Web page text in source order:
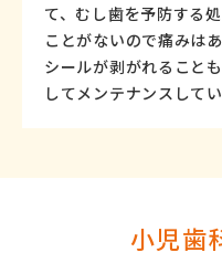
て、むし歯を予防する
ことがないので痛みは
シールが剥がれること
してメンテナンスして
小児歯